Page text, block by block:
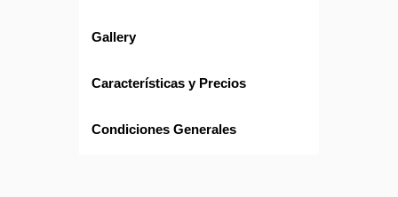
Gallery
Características y Precios
Condiciones Generales